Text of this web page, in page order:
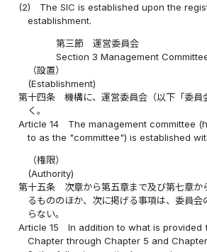
(2)
The SIC is established upon the
establishment.
第三節 運営委員会
Section 3 Management
（設置）
(Establishment)
第十四条
機構に、運営委員会（以下「委員
く。
Article 14
The management committee
to as the "committee") is established
（権限）
(Authority)
第十五条
次章から第五章まで及び第七章か
るもののほか、次に掲げる事項は、委員会
らない。
Article 15
In addition to what is provided
Chapter through Chapter 5 and